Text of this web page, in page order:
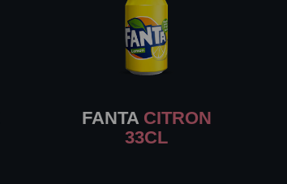
FANTACITRON
33CL